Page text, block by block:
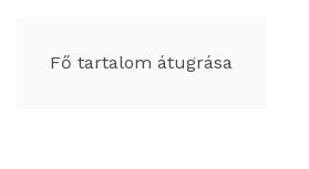
Fő tartalom átugrása